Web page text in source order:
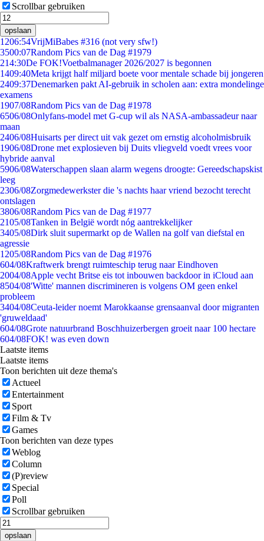
Scrollbar gebruiken
opslaan
1206:54VrijMiBabes #316 (not very sfw!)
3500:07Random Pics van de Dag #1979
214:30De FOK!Voetbalmanager 2026/2027 is begonnen
1409:40Meta krijgt half miljard boete voor mentale schade bij jongeren
2409:37Denemarken pakt AI-gebruik in scholen aan: extra mondelinge
examens
1907/08Random Pics van de Dag #1978
6506/08Onlyfans-model met G-cup wil als NASA-ambassadeur naar
maan
2406/08Huisarts per direct uit vak gezet om ernstig alcoholmisbruik
1906/08Drone met explosieven bij Duits vliegveld voedt vrees voor
hybride aanval
5906/08Waterschappen slaan alarm wegens droogte: Gereedschapskist
leeg
2306/08Zorgmedewerkster die 's nachts haar vriend bezocht terecht
ontslagen
3806/08Random Pics van de Dag #1977
2105/08Tanken in België wordt nóg aantrekkelijker
3405/08Dirk sluit supermarkt op de Wallen na golf van diefstal en
agressie
1205/08Random Pics van de Dag #1976
604/08Kraftwerk brengt ruimteschip terug naar Eindhoven
2004/08Apple vecht Britse eis tot inbouwen backdoor in iCloud aan
8504/08'Witte' mannen discrimineren is volgens OM geen enkel
probleem
3404/08Ceuta-leider noemt Marokkaanse grensaanval door migranten
'gruweldaad'
604/08Grote natuurbrand Boschhuizerbergen groeit naar 100 hectare
604/08FOK! was even down
Laatste items
Laatste items
Toon berichten uit deze thema's
Actueel
Entertainment
Sport
Film & Tv
Games
Toon berichten van deze types
Weblog
Column
(P)review
Special
Poll
Scrollbar gebruiken
opslaan